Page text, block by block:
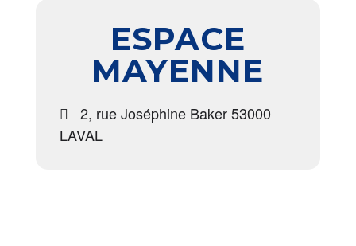
ESPACE
MAYENNE
2, rue Joséphine Baker 53000
LAVAL